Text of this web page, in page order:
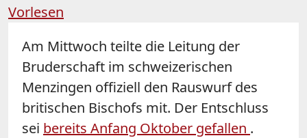
Vorlesen
Am Mittwoch teilte die Leitung der
Bruderschaft im schweizerischen
Menzingen offiziell den Rauswurf des
britischen Bischofs mit. Der Entschluss
sei bereits Anfang Oktober gefallen .